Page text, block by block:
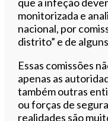
monitorizada e
nacional, por
distrito” e de
Essas comissões
apenas as
também outras
ou forças de
realidades são